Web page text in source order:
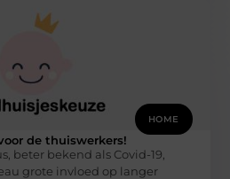
HOME
de thuiswerkers!
beter bekend als Covid-19,
grote invloed op langer